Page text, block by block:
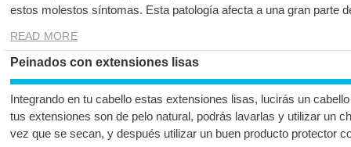
estos molestos síntomas. Esta patología afecta a una gran parte
READ MORE
Peinados con extensiones lisas
Integrando en tu cabello estas extensiones lisas, lucirás un
tus extensiones son de pelo natural, podrás lavarlas y utilizar un
vez que se secan, y después utilizar un buen producto protector